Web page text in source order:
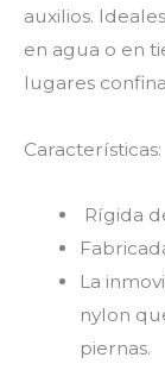
auxilios.
en agua o en
lugares
Características:
Rígida
La
nylon
piernas.